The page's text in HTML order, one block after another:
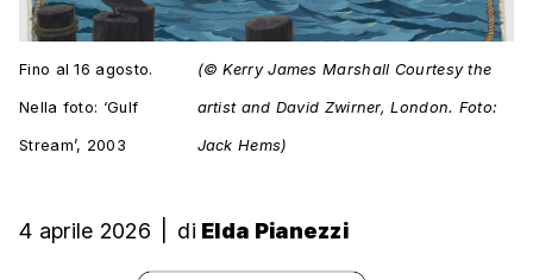
Fino al 16 agosto.
Nella foto: ‘Gulf
Stream’, 2003
(© Kerry James Marshall Courtesy the
artist and David Zwirner, London. Foto:
Jack Hems)
4 aprile 2026 di Elda Pianezzi